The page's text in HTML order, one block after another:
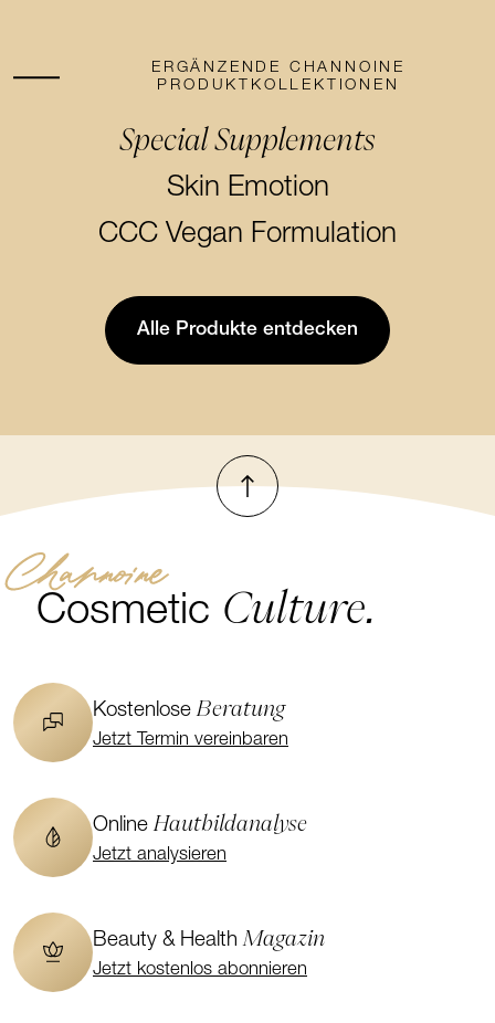
ERGÄNZENDE CHANNOINE
PRODUKTKOLLEKTIONEN
Special Supplements
Special Supplements
Skin Emotion
Skin Emotion
CCC Vegan Formulation
Alle Produkte entdecken
Nach oben
Channoine
Cosmetic Culture.
KostenloseBeratung
Jetzt Termin vereinbaren
OnlineHautbildanalyse
Jetzt analysieren
Beauty & HealthMagazin
Jetzt kostenlos abonnieren